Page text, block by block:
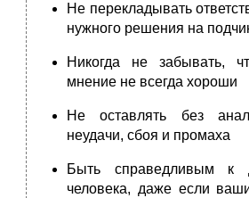
Не перекладывать
нужного решения на
Никогда не забывать,
мнение не всегда хороши
Не оставлять без
неудачи, сбоя и промаха
Быть справедливым к
человека, даже если